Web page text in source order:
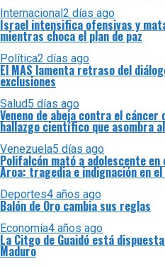
Internacional2 días ago
Israel intensifica ofensivas y
mientras choca el plan de paz
Política2 días ago
El MAS lamenta retraso del
exclusiones
Salud5 días ago
Veneno de abeja contra el cáncer
hallazgo científico que asombra
Venezuela5 días ago
Polifalcón mató a adolescente
Aroa: tragedia e indignación en
Deportes4 años ago
Balón de Oro cambia sus reglas
Economía4 años ago
La Citgo de Guaidó está
Maduro